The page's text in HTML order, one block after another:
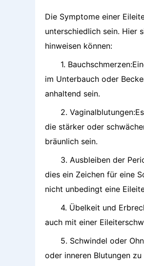
Die Symptome einer
unterschiedlich sein. Hier
hinweisen können:
1.
im Unterbauch oder
anhaltend sein.
2.
die stärker oder
bräunlich sein.
3. Ausbleiben der
dies ein Zeichen für eine
nicht unbedingt eine
4. Übelkeit und
auch mit einer
5. Schwindel oder
oder inneren Blutungen